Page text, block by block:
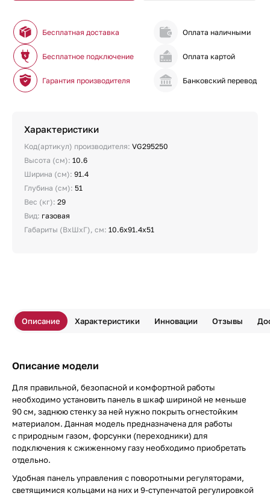
Бесплатная доставка
Бесплатное подключение
Гарантия производителя
Оплата наличными
Оплата картой
Банковский перевод
Характеристики
Код(артикул) производителя: VG295250
Высота (см): 10.6
Ширина (см): 91.4
Глубина (см): 51
Вес (кг): 29
Вид: газовая
Габариты (ВхШхГ), см: 10.6х91.4х51
Описание Характеристики Инновации Отзывы
Описание модели
Для правильной, безопасной и комфортной работы
необходимо установить панель в шкаф шириной не меньше
90 см, заднюю стенку за ней нужно покрыть огнестойким
материалом. Данная модель предназначена для работы
с природным газом, форсунки (переходники) для
подключения к сжиженному газу необходимо приобретать
отдельно.
Удобная панель управления с поворотными регуляторами,
светящимися кольцами на них и 9-ступенчатой регулировкой